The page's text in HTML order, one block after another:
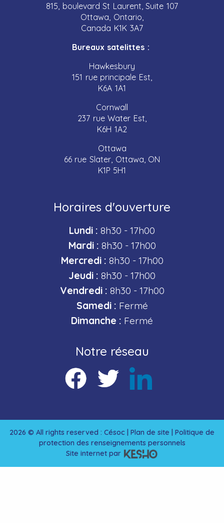
815, boulevard St Laurent, Suite 107
Ottawa, Ontario,
Canada K1K 3A7
Bureaux satelittes :
Hawkesbury
151 rue principale Est,
K6A 1A1
Cornwall
237 rue Water Est,
K6H 1A2
Ottawa
66 rue Slater, Ottawa, ON
K1P 5H1
Horaires d'ouverture
Lundi : 8h30 - 17h00
Mardi : 8h30 - 17h00
Mercredi : 8h30 - 17h00
Jeudi : 8h30 - 17h00
Vendredi : 8h30 - 17h00
Samedi : Fermé
Dimanche : Fermé
Notre réseau
2026 © All rights reserved : Césoc | Plan de site
Politique de
protection des renseignements personnels
Site internet par